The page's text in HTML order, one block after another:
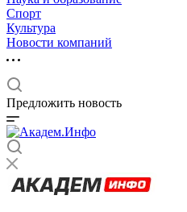
Спорт
Культура
Новости компаний
Предложить новость